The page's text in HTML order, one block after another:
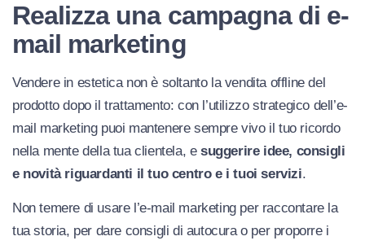
Realizza una campagna di e-
mail marketing
Vendere in estetica non è soltanto la vendita offline del
prodotto dopo il trattamento: con l’utilizzo strategico dell’e-
mail marketing puoi mantenere sempre vivo il tuo ricordo
nella mente della tua clientela, esuggerire idee, consigli
e novità riguardanti il tuo centro e i tuoi servizi.
Non temere di usare l’e-mail marketing per raccontare la
tua storia, per dare consigli di autocura o per proporre i